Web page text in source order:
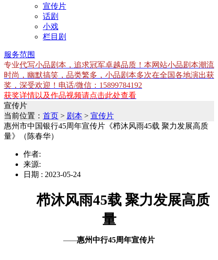
宣传片
话剧
小戏
栏目剧
服务范围
专业代写小品剧本，追求冠军卓越品质！本网站小品剧本潮流
时尚，幽默搞笑，品类繁多，小品剧本多次在全国各地演出获
奖，深受欢迎！电话/微信：15899784192
获奖详情以及作品视频请点击此处查看
宣传片
当前位置： 首页 > 剧本 > 宣传片
惠州市中国银行45周年宣传片《栉沐风雨45载 聚力发展高质
量》（陈春华）
作者:
来源:
日期 : 2023-05-24
栉沐风雨45载 聚力发展高质
量
——惠州中行45周年宣传片